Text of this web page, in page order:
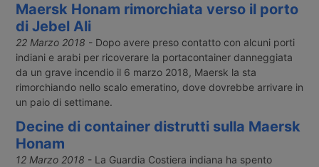
Maersk Honam rimorchiata verso il porto
di Jebel Ali
22 Marzo 2018 - Dopo avere preso contatto con alcuni porti
indiani e arabi per ricoverare la portacontainer danneggiata
da un grave incendio il 6 marzo 2018, Maersk la sta
rimorchiando nello scalo emeratino, dove dovrebbe arrivare in
un paio di settimane.
Decine di container distrutti sulla Maersk
Honam
12 Marzo 2018 - La Guardia Costiera indiana ha spento